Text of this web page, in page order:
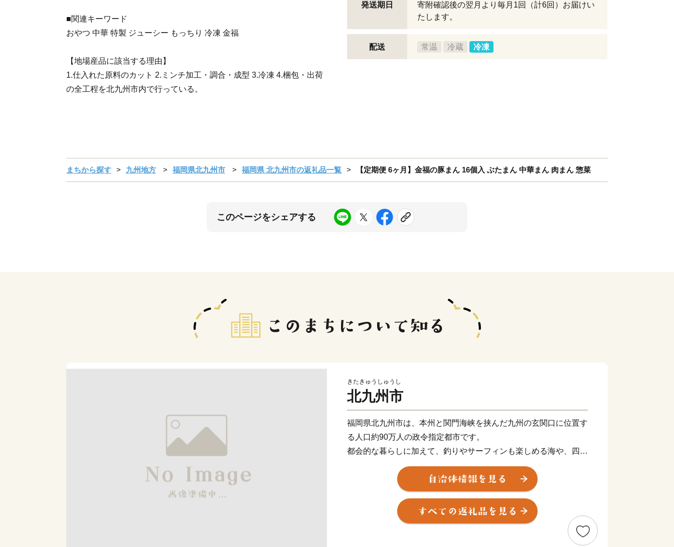
■関連キーワード
おやつ 中華 特製 ジューシー もっちり 冷凍 金福
【地場産品に該当する理由】
1.仕入れた原料のカット 2.ミンチ加工・調合・成型 3.冷凍 4.梱包・出荷
の全工程を北九州市内で行っている。
発送期日
寄附確認後の翌月より毎月1回（計6回）お届けい
たします。
配送 常温 冷蔵 冷凍
まちから探す 九州地方 福岡県北九州市 福岡県 北九州市の返礼品一覧 【定期便 6ヶ月】金福の豚まん 16個入 ぶたまん 中華まん 肉まん 惣菜
このページをシェアする
きたきゅうしゅうし
北九州市
福岡県北九州市は、本州と関門海峡を挟んだ九州の玄関口に位置す
る人口約90万人の政令指定都市です。
都会的な暮らしに加えて、釣りやサーフィンも楽しめる海や、四季
折々の草花が生息する山など豊かな自然に囲まれた、地方暮らしの
両方を楽しめる都市です。
関門海峡ふぐ刺身・シャボン玉石けん・肉うどん・辛子明太子など
本市ならではの返礼品に加え、黒毛和牛・ウナギ・カニなど全国的
に人気の返礼品も豊富に揃えています。
ふるさと納税を通じて、ぜひ北九州市の魅力をご体感ください！